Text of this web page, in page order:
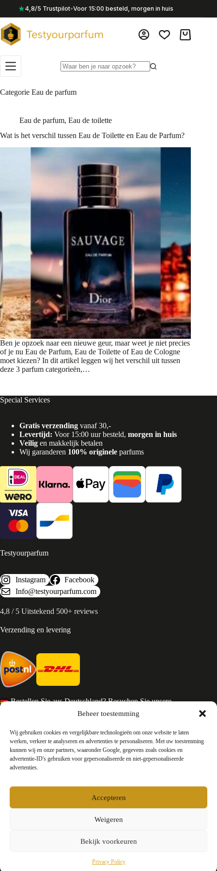
Beheer toestemming
Wij gebruiken cookies en vergelijkbare technologieën om onze website te laten
werken, verkeer te analyseren en advertenties te personaliseren. Met uw toestemming
kunnen wij en onze partners, waaronder Google, gegevens zoals cookies en
advertentie-ID's gebruiken voor gepersonaliseerde en niet-gepersonaliseerde
advertenties.
Accepteren
Weigeren
Bekijk voorkeuren
Privacy Policy
inhoud
★4,8/5 Trustpilot•Voor 15:00 besteld, morgen in huis
Categorie Eau de parfum
Eau de parfum, Eau de toilette
Wat is het verschil tussen Eau de Toilette en Eau de Parfum?
Ben je opzoek naar een nieuwe geur, maar weet je niet precies
of je nu Eau de Parfum, Eau de Toilette of Eau de Cologne
moet kiezen? In dit artikel leggen wij het verschil uit tussen
deze 3 parfum categorieën,…
Special Services
Gratis verzending vanaf 30,-
Levertijd: Voor 15:00 uur besteld, morgen in huis
Veilig en makkelijk betalen
Wij garanderen 100% originele parfums
Testyourparfum
Instagram
Facebook
Info@testyourparfum.com
4,8 / 5 Uitstekend 500+ reviews
Verzending en levering
Bestellen Sie aus Deutschland? Besuchen Sie unsere
Services en Contact
Algemene voorwaarden
Retourneren
Privacy
Okkers B.V.
KvK-nummer: 94158878